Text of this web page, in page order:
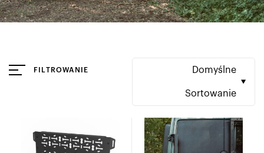
FILTROWANIE Domyślne
Sortowanie